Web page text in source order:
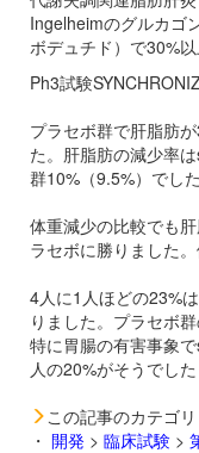
Ingelheimのグルカゴ
ボデュチド）で30%
Ph3試験
プラセボ群で肝脂肪
た。肝脂肪の減少率は
群10%（9.5%）でした
体重減少の比較でも
ラセボに勝りました
4人に1人ほどの23%
りました。プラセボ
特に胃腸の有害事象で
人の20%がそうでし
この記事のカテゴリ
・ 開発 > 臨床試験 >